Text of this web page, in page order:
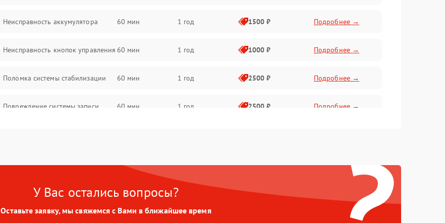
Неисправность аккумулятора 60 мин 1 год 1500 ₽ Подробнее →
Неисправность кнопок управления 60 мин 1 год 1000 ₽ Подробнее →
Поломка системы стабилизации 60 мин 1 год 2500 ₽ Подробнее →
Повреждение системы записи 60 мин 1 год 2500 ₽ Подробнее →
Повреждение системы защиты от
перегрузок
60 мин 1 год 1500 ₽
У Вас остались вопросы?
Оставьте заявку, мы свяжемся с Вами в ближайшее время